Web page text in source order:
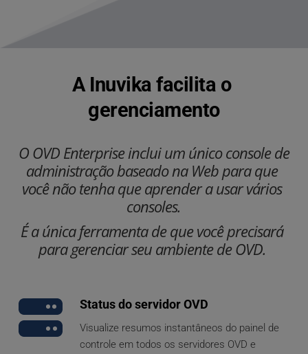
A Inuvika facilita o
gerenciamento
O OVD Enterprise inclui um único console de
administração baseado na Web para que
você não tenha que aprender a usar vários
consoles.
É a única ferramenta de que você precisará
para gerenciar seu ambiente de OVD.
Status do servidor OVD
Visualize resumos instantâneos do painel de
controle em todos os servidores OVD e